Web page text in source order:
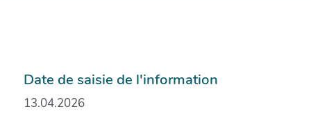
Date de saisie de l'information
13.04.2026